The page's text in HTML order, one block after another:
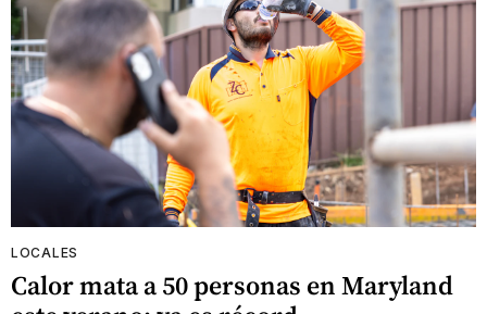
LOCALES
Calor mata a 50 personas en Maryland